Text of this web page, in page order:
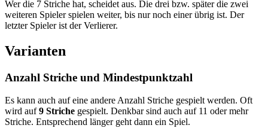
Wer die 7 Striche hat, scheidet aus. Die drei bzw. später die zwei
weiteren Spieler spielen weiter, bis nur noch einer übrig ist. Der
letzter Spieler ist der Verlierer.
Varianten
Anzahl Striche und Mindestpunktzahl
Es kann auch auf eine andere Anzahl Striche gespielt werden. Oft
wird auf9 Striche gespielt. Denkbar sind auch auf 11 oder mehr
Striche. Entsprechend länger geht dann ein Spiel.